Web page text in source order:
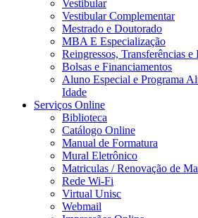
Vestibular
Vestibular Complementar
Mestrado e Doutorado
MBA E Especialização
Reingressos, Transferências
Bolsas e Financiamentos
Aluno Especial e Programa
Idade
Serviços Online
Biblioteca
Catálogo Online
Manual de Formatura
Mural Eletrônico
Matriculas / Renovação de
Rede Wi-Fi
Virtual Unisc
Webmail